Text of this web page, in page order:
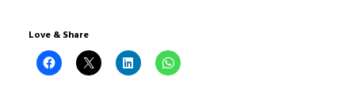
Love & Share